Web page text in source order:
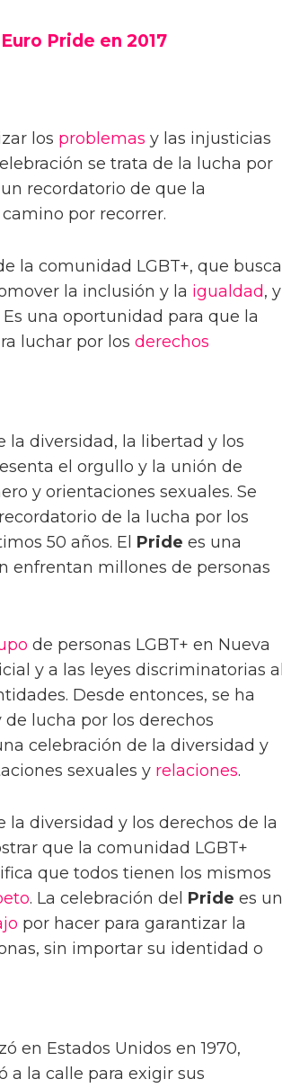
Pride en 2017
los problemas y las injusticias
se trata de la lucha por
recordatorio de que la
por recorrer.
la comunidad LGBT+, que busca
la inclusión y la igualdad, y
una oportunidad para que la
luchar por los derechos
la diversidad, la libertad y los
el orgullo y la unión de
y orientaciones sexuales. Se
de la lucha por los
50 años. El Pride es una
enfrentan millones de personas
de personas LGBT+ en Nueva
y a las leyes discriminatorias al
Desde entonces, se ha
lucha por los derechos
celebración de la diversidad y
sexuales y relaciones.
la diversidad y los derechos de la
que la comunidad LGBT+
que todos tienen los mismos
. La celebración del Pride es un
por hacer para garantizar la
sin importar su identidad o
en Estados Unidos en 1970,
a la calle para exigir sus